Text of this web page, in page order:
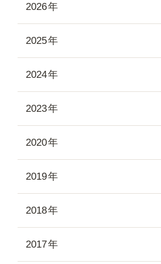
2026
2025
2024
2023
2020
2019
2018
2017